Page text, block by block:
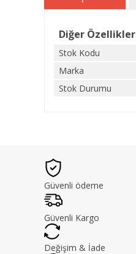
Diğer Özellikler
Stok Kodu
Marka
Stok Durumu
Güvenli ödeme
Güvenli Kargo
Değişim & İade